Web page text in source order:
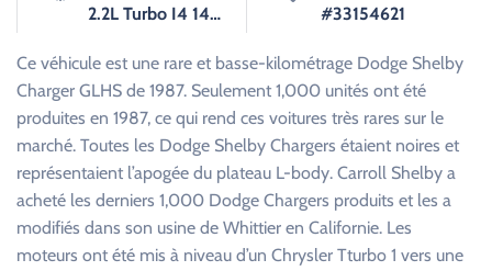
2.2L Turbo I4 146hp 170ft. lbs. #33154621
Ce véhicule est une rare et basse-kilométrage Dodge Shelby
Charger GLHS de 1987. Seulement 1,000 unités ont été
produites en 1987, ce qui rend ces voitures très rares sur le
marché. Toutes les Dodge Shelby Chargers étaient noires et
représentaient l’apogée du plateau L-body. Carroll Shelby a
acheté les derniers 1,000 Dodge Chargers produits et les a
modifiés dans son usine de Whittier en Californie. Les
moteurs ont été mis à niveau d’un Chrysler Tturbo 1 vers une